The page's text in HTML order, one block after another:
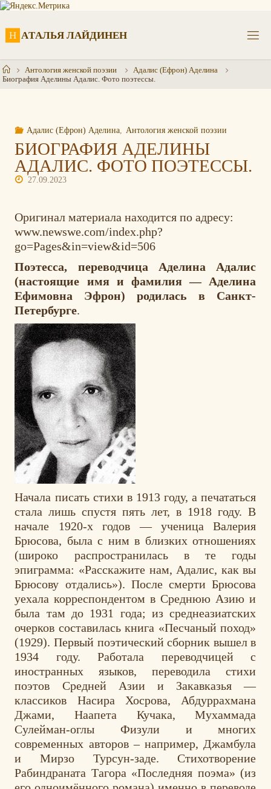
Перейти
Н АТАЛЬЯ ЛАЙДИНЕН
ГлавнаяАнтология женской поэзии
Адалис (Ефрон) Аделина
Биография Аделины Адалис. Фото поэтессы.
Адалис (Ефрон) Аделина, Антология женской поэзии
БИОГРАФИЯ АДЕЛИНЫ
АДАЛИС. ФОТО ПОЭТЕССЫ.
27.09.2023
Оригинал материала находится по адресу:
www.newswe.com/index.php?
go=Pages&in=view&id=506
Поэтесса, переводчица Аделина Адалис
(настоящие имя и фамилия — Аделина
Ефимовна Эфрон) родилась в Санкт-
Петербурге.
Начала писать стихи в 1913 году, а печататься
стала лишь спустя пять лет, в 1918 году. В
начале 1920-х годов — ученица Валерия
Брюсова, была с ним в близких отношениях
(широко распространилась в те годы
эпиграмма: «Расскажите нам, Адалис, как вы
Брюсову отдались»). После смерти Брюсова
уехала корреспондентом в Среднюю Азию и
была там до 1931 года; из среднеазиатских
очерков составилась книга «Песчаный поход»
(1929). Первый поэтический сборник вышел в
1934 году. Работала переводчицей с
иностранных языков, переводила стихи
поэтов Средней Азии и Закавказья —
классиков Насира Хосрова, Абдуррахмана
Джами, Наапета Кучака, Мухаммада
Сулейман-оглы Физули и многих
современных авторов – например, Джамбула
и Мирзо Турсун-заде. Стихотворение
Рабиндраната Тагора «Последняя поэма» (из